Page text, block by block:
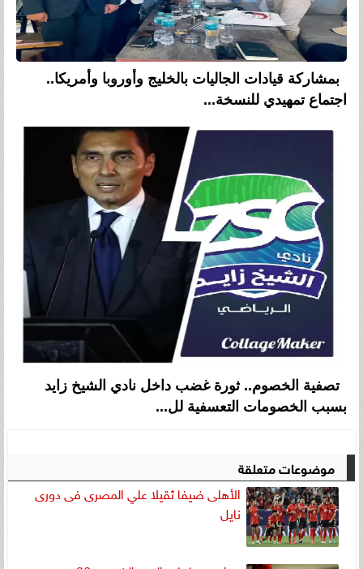
بمشاركة قيادات الجاليات بالخليج وأوروبا وأمريكا..
اجتماع تمهيدي للنسخة...
تصفية الخصوم.. ثورة غضب داخل نادي الشيخ زايد
بسبب الخصومات التعسفية لل...
موضوعات متعلقة
الأهلى ضيفا ثقيلا علي المصرى فى دورى
نايل